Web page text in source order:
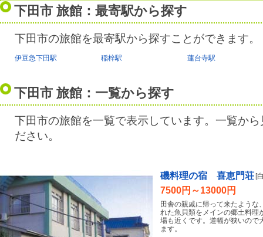
下田市 旅館：最寄駅から探す
下田市の旅館を最寄駅から探すことができます。
伊豆急下田駅 稲梓駅 蓮台寺駅
下田市 旅館：一覧から探す
下田市の旅館を一覧で表示しています。一覧か
ださい。
磯料理の宿 喜恵門荘 [
7500円～13000円
田舎の親戚に帰って来たよう
れた魚貝類をメインの郷土料理
場も近くです。道幅が狭いので
ます。